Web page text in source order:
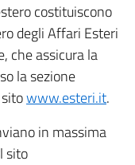
costituiscono
degli Affari Esteri
che assicura la
la sezione
www.esteri.it.
in massima
sito